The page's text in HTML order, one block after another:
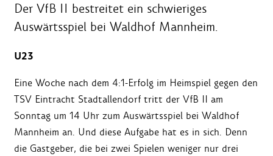
Der VfB II bestreitet ein schwieriges
Auswärtsspiel bei Waldhof Mannheim.
U23
Eine Woche nach dem 4:1-Erfolg im Heimspiel gegen den
TSV Eintracht Stadtallendorf tritt der VfB II am
Sonntag um 14 Uhr zum Auswärtsspiel bei Waldhof
Mannheim an. Und diese Aufgabe hat es in sich. Denn
die Gastgeber, die bei zwei Spielen weniger nur drei